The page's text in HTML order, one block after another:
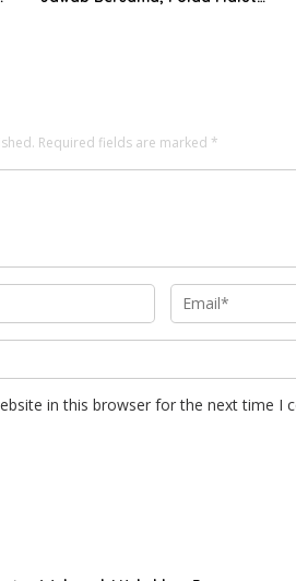
Required fields are marked *
in this browser for the next time I